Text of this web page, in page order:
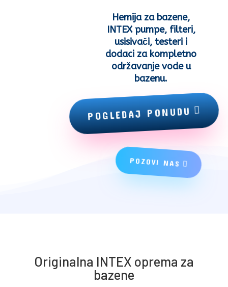
Hemija za bazene,
INTEX pumpe, filteri,
usisivači, testeri i
dodaci za kompletno
održavanje vode u
bazenu.
POGLEDAJ PONUDU
POZOVI NAS
Originalna INTEX oprema za
bazene